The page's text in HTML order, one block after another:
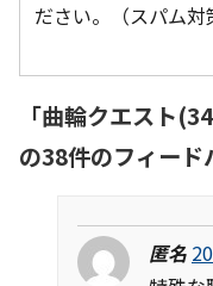
ださい。（スパム対
「曲輪クエスト
の38件のフィード
匿名